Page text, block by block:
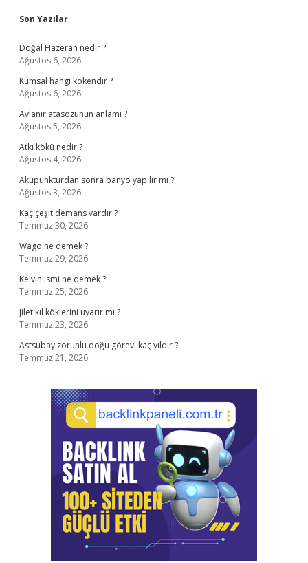
Sidebar
Son Yazılar
Doğal Hazeran nedir ?
Ağustos 6, 2026
Kumsal hangi kökendir ?
Ağustos 6, 2026
Avlanır atasözünün anlamı ?
Ağustos 5, 2026
Atkı kökü nedir ?
Ağustos 4, 2026
Akupunkturdan sonra banyo yapılır mı ?
Ağustos 3, 2026
Kaç çeşit demans vardır ?
Temmuz 30, 2026
Wago ne demek ?
Temmuz 29, 2026
Kelvin ismi ne demek ?
Temmuz 25, 2026
Jilet kıl köklerini uyarır mı ?
Temmuz 23, 2026
Astsubay zorunlu doğu görevi kaç yıldır ?
Temmuz 21, 2026